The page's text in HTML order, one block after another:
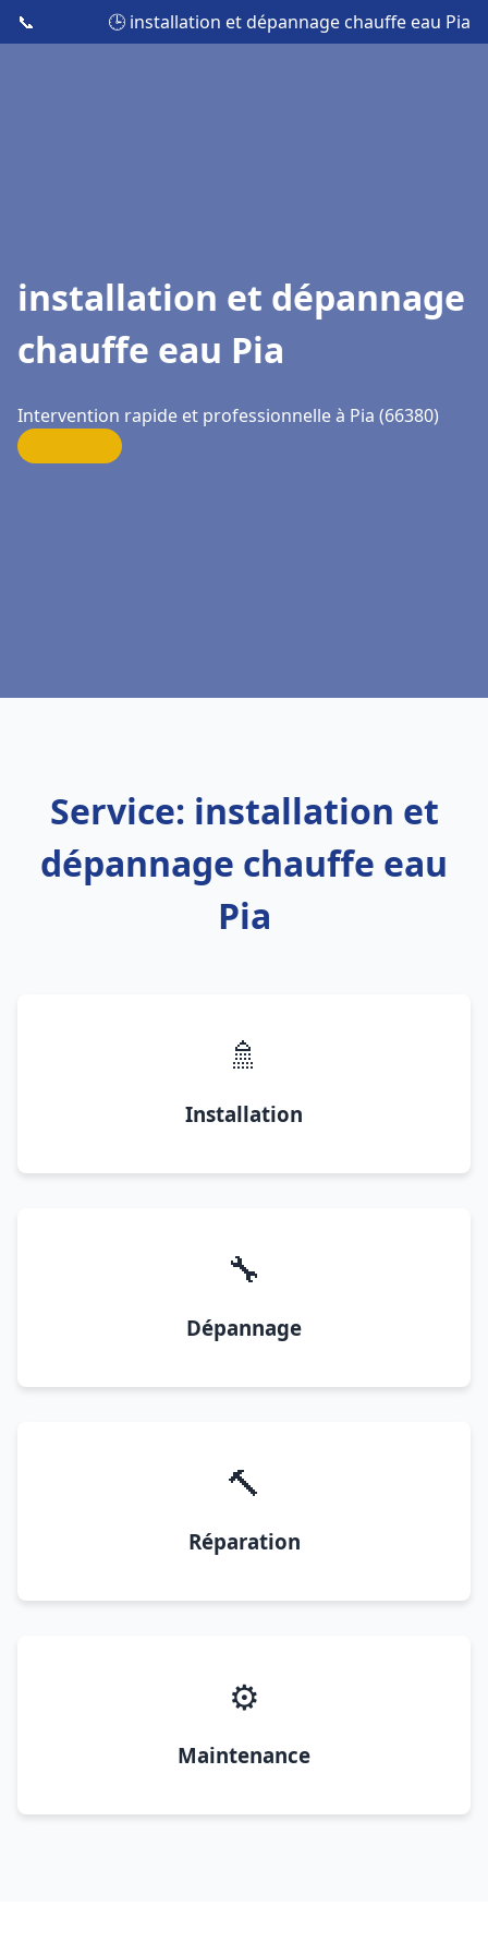
📞 🕒 installation et dépannage chauffe eau Pia
installation et dépannage
chauffe eau Pia
Intervention rapide et professionnelle à Pia (66380)
Service: installation et
dépannage chauffe eau
Pia
🚿
Installation
🔧
Dépannage
🔨
Réparation
⚙️
Maintenance